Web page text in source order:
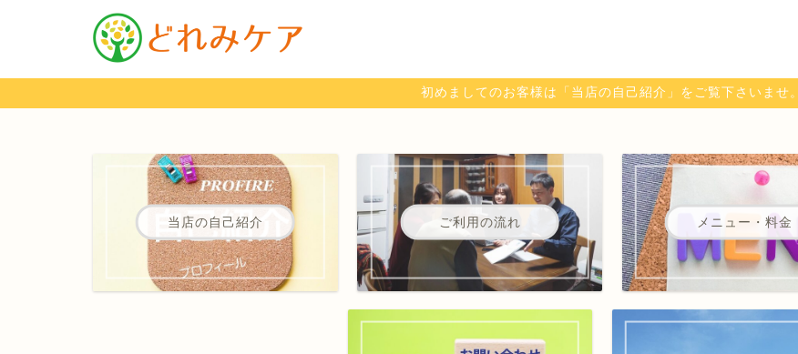
初めましてのお客様は「当店の自己紹介」をご覧下さいませ。
当店の自己紹介 ご利用の流れ メニュー・料金